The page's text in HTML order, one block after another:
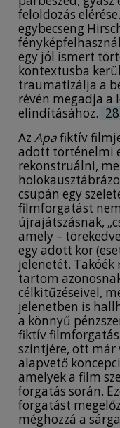
feloldozás
egybecseng
egy jól ismert
kontextusba
traumatizálja a
révén megadja a
elindításához. 28
Az Apafiktív
adott történelmi
rekonstruálni,
csupán egy
filmforgatást
újrajátszásnak,
amely –
egy adott kor
jelenetét. Takóék
tartom
célkitűzéseivel,
jelenetben is
a könnyű
fiktív
szintjére, ott már
alapvető
amelyek a film
forgatás során.
forgatást
méghozzá a